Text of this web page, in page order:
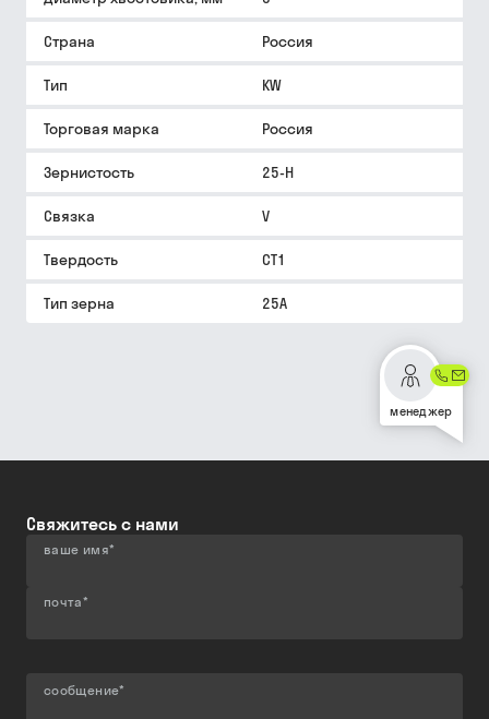
Страна Россия
Тип KW
Торговая марка Россия
Зернистость 25-Н
Связка V
Твердость СТ1
Тип зерна 25A
менеджер
Свяжитесь с нами
ваше имя*
почта*
сообщение*